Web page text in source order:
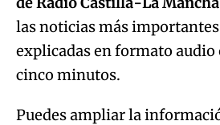
las noticias más
explicadas en formato audio
cinco minutos.
Puedes ampliar la